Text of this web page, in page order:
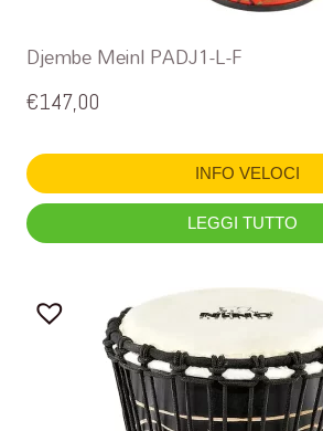
Djembe Meinl PADJ1-L-F
€147,00
INFO VELOCI
LEGGI TUTTO